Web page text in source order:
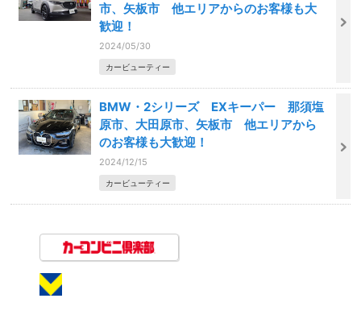
市、矢板市 他エリアからのお客様も大
歓迎！
2024/05/30
カービューティー
BMW・2シリーズ EXキーパー 那須塩
原市、大田原市、矢板市 他エリアから
のお客様も大歓迎！
2024/12/15
カービューティー